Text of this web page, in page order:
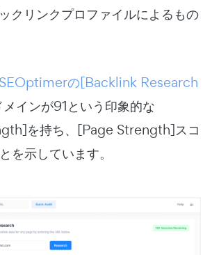
クリンクプロファイルによるもの
SEOptimerの[Backlink Research
インが91という印象的な
を持ち、[Page Strength]スコ
を示しています。